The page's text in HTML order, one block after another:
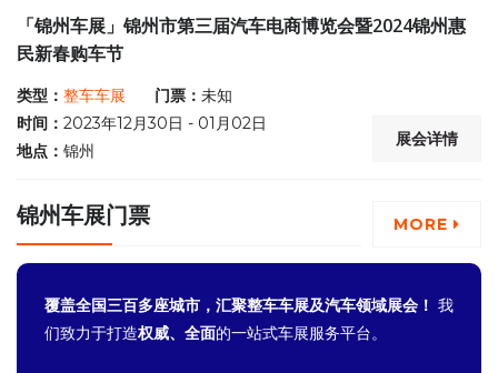
「锦州车展」锦州市第三届汽车电商博览会暨2024锦州惠
民新春购车节
类型： 整车车展 门票： 未知
时间： 2023年12月30日 - 01月02日
地点： 锦州
展会详情
锦州车展门票 MORE
覆盖全国三百多座城市，汇聚整车车展及汽车领域展会！ 我
们致力于打造权威、全面的一站式车展服务平台。